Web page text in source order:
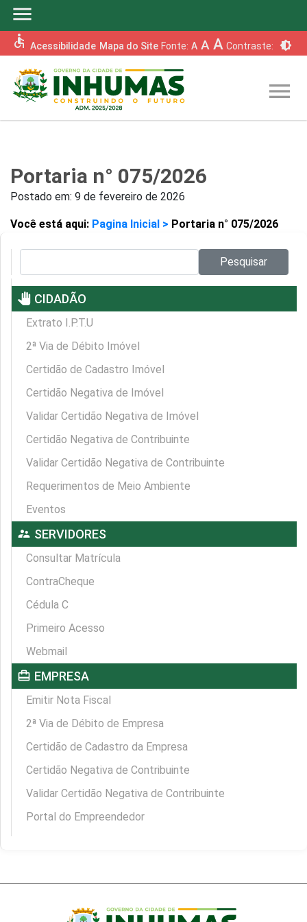
menu
accessible Acessibilidade Mapa do Site Fonte: A A A Contraste: brightness_6
menu
Portaria n° 075/2026
Postado em: 9 de fevereiro de 2026
Você está aqui: Pagina Inicial > Portaria n° 075/2026
Pesquisar
pan_tool CIDADÃO
Extrato I.P.T.U
2ª Via de Débito Imóvel
Certidão de Cadastro Imóvel
Certidão Negativa de Imóvel
Validar Certidão Negativa de Imóvel
Certidão Negativa de Contribuinte
Validar Certidão Negativa de Contribuinte
Requerimentos de Meio Ambiente
Eventos
supervisor_account SERVIDORES
Consultar Matrícula
ContraCheque
Cédula C
Primeiro Acesso
Webmail
card_travel EMPRESA
Emitir Nota Fiscal
2ª Via de Débito de Empresa
Certidão de Cadastro da Empresa
Certidão Negativa de Contribuinte
Validar Certidão Negativa de Contribuinte
Portal do Empreendedor